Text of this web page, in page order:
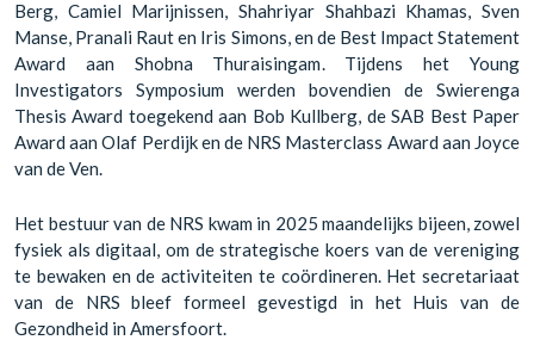
Berg, Camiel Marijnissen, Shahriyar Shahbazi Khamas, Sven
Manse, Pranali Raut en Iris Simons, en de Best Impact Statement
Award aan Shobna Thuraisingam. Tijdens het Young
Investigators Symposium werden bovendien de Swierenga
Thesis Award toegekend aan Bob Kullberg, de SAB Best Paper
Award aan Olaf Perdijk en de NRS Masterclass Award aan Joyce
van de Ven.
Het bestuur van de NRS kwam in 2025 maandelijks bijeen, zowel
fysiek als digitaal, om de strategische koers van de vereniging
te bewaken en de activiteiten te coördineren. Het secretariaat
van de NRS bleef formeel gevestigd in het Huis van de
Gezondheid in Amersfoort.